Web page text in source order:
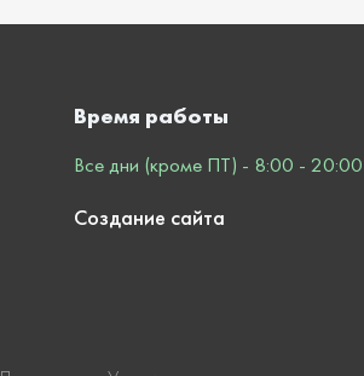
Время работы
Все дни (кроме ПТ) - 8:00 - 20:00
Создание сайта